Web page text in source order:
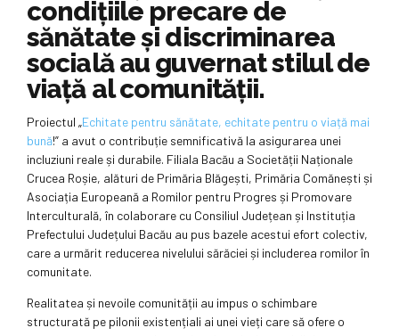
condițiile precare de
sănătate și discriminarea
socială au guvernat stilul de
viață al comunității.
Proiectul „Echitate pentru sănătate, echitate pentru o viață mai
bună!” a avut o contribuție semnificativă la asigurarea unei
incluziuni reale și durabile. Filiala Bacău a Societății Naționale
Crucea Roșie, alături de Primăria Blăgești, Primăria Comănești și
Asociația Europeană a Romilor pentru Progres și Promovare
Interculturală, în colaborare cu Consiliul Județean și Instituția
Prefectului Județului Bacău au pus bazele acestui efort colectiv,
care a urmărit reducerea nivelului sărăciei și includerea romilor în
comunitate.
Realitatea și nevoile comunității au impus o schimbare
structurată pe pilonii existențiali ai unei vieți care să ofere o